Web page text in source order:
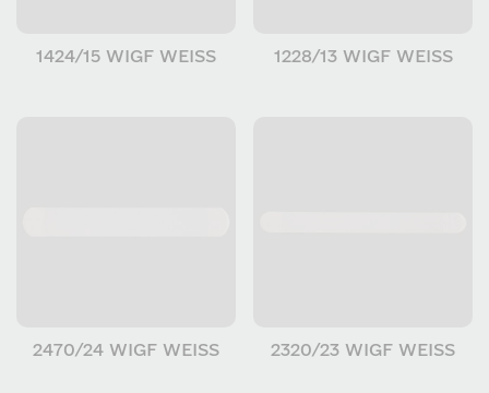
1424/15 WIGF WEISS 1228/13 WIGF WEISS
2470/24 WIGF WEISS 2320/23 WIGF WEISS